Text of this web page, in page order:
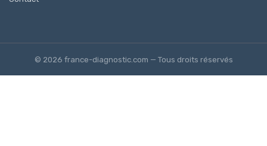
© 2026 france-diagnostic.com — Tous droits réservés